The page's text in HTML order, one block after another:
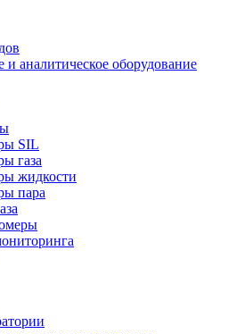
аналитическое оборудование
SIL
газа
жидкости
пара